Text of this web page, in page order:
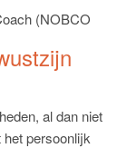
al dan niet
persoonlijk